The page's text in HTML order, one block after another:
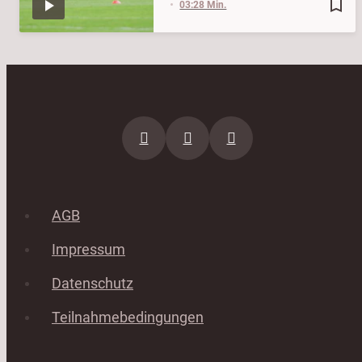
bookmark_border
03:28 Min.
AGB
Impressum
Datenschutz
Teilnahmebedingungen